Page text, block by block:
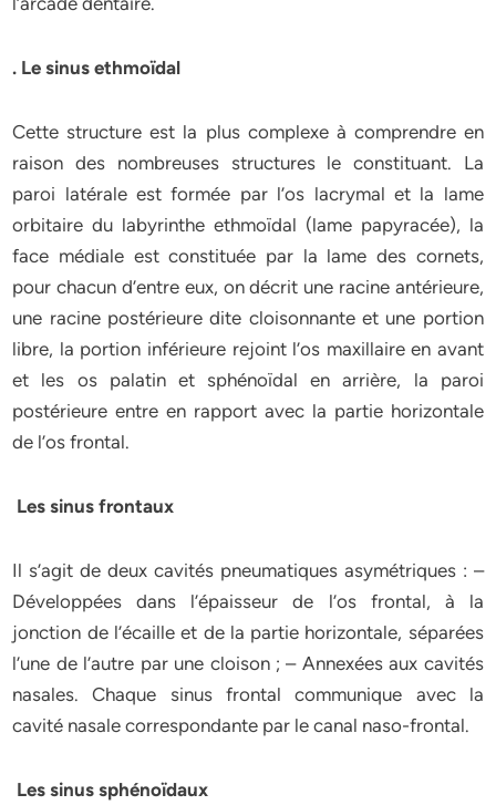
. Le sinus ethmoïdal
Cette structure est la plus complexe à comprendre en
raison des nombreuses structures le constituant. La
paroi latérale est formée par l’os lacrymal et la lame
orbitaire du labyrinthe ethmoïdal (lame papyracée), la
face médiale est constituée par la lame des cornets,
pour chacun d’entre eux, on décrit une racine antérieure,
une racine postérieure dite cloisonnante et une portion
libre, la portion inférieure rejoint l’os maxillaire en avant
et les os palatin et sphénoïdal en arrière, la paroi
postérieure entre en rapport avec la partie horizontale
de l’os frontal.
Les sinus frontaux
Il s’agit de deux cavités pneumatiques asymétriques : –
Développées dans l’épaisseur de l’os frontal, à la
jonction de l’écaille et de la partie horizontale, séparées
l’une de l’autre par une cloison ; – Annexées aux cavités
nasales. Chaque sinus frontal communique avec la
cavité nasale correspondante par le canal naso-frontal.
Les sinus sphénoïdaux